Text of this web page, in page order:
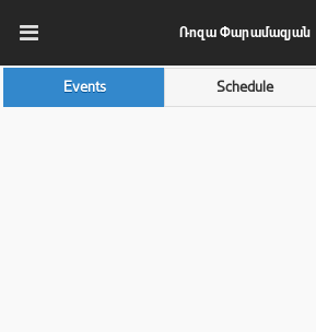
Ռոզա Փարամազյան
Events Schedule